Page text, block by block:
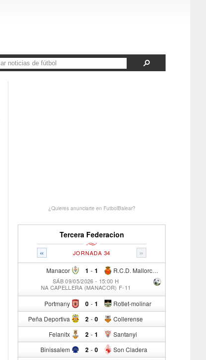
¿Quieres anunciarte en FutbolBalear?
Tercera Federacion
« »
JORNADA 34
Manacor 1 - R.C.D. Mallorca Sad "B"
1
SÁB 09/05/2026 - 15:00 H
NA CAPELLERA (MANACOR) F-11
Portmany 0 - Rotlet-molinar
1
Peña Deportiva 2 - Collerense
0
Felanitx 2 - Santanyi
1
Binissalem 2 - Son Cladera
0